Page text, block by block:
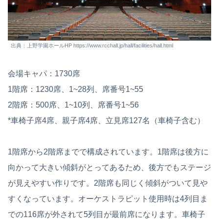
出典：上野学園ホールHP https://www.rcchall.jp/hall/facilities/hall.html
会場キャパ：1730席
1階席：1230席、1~28列、席番号1~55
2階席：500席、1~10列、席番号1~56
*車椅子席4席、親子席4席、立見席127名（車椅子含む）
1階席から2階席までで構成されています。1階席は後方に
向かって大きい傾斜がとってあるため、後方でもステージ
が見えやすい作りです。2階席も同じく傾斜がついて見や
すくなっています。オーケストラピット使用時は4列目ま
での116席が外されて5列目が最前席になります。車椅子